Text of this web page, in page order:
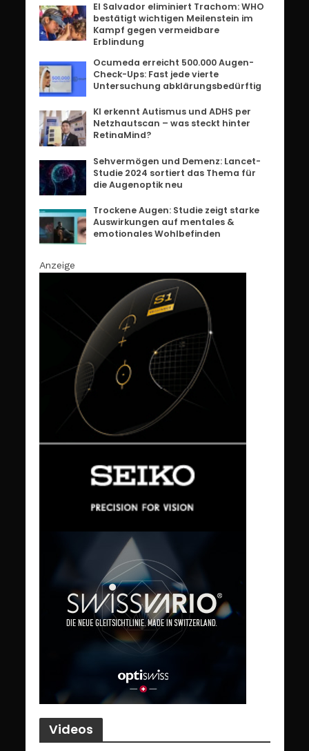
El Salvador eliminiert Trachom: WHO
bestätigt wichtigen Meilenstein im
Kampf gegen vermeidbare
Erblindung
Ocumeda erreicht 500.000 Augen-
Check-Ups: Fast jede vierte
Untersuchung abklärungsbedürftig
KI erkennt Autismus und ADHS per
Netzhautscan – was steckt hinter
RetinaMind?
Sehvermögen und Demenz: Lancet-
Studie 2024 sortiert das Thema für
die Augenoptik neu
Trockene Augen: Studie zeigt starke
Auswirkungen auf mentales &
emotionales Wohlbefinden
Anzeige
Videos